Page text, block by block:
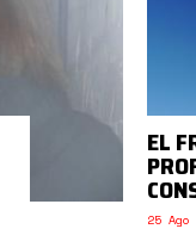
EL
25 Ago